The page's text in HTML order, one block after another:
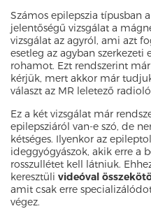
Számos epilepszia típusban
jelentőségű vizsgálat a
vizsgálat az agyról, ami azt
esetleg az agyban szerkezeti
rohamot. Ezt rendszerint
kérjük, mert akkor már
választ az MR leletező
Ez a két vizsgálat már
epilepsziáról van-e szó, de
kétséges. Ilyenkor az
ideggyógyászok, akik erre a
rosszullétet kell látniuk.
keresztüli videóval
amit csak erre
végez.